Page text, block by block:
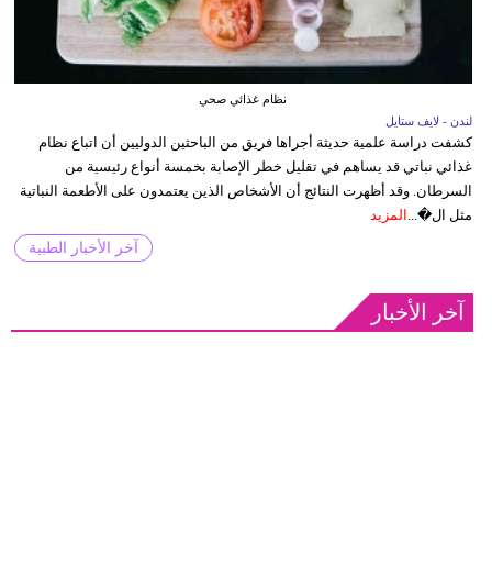
نظام غذائي صحي
لندن - لايف ستايل
كشفت دراسة علمية حديثة أجراها فريق من الباحثين الدوليين أن اتباع نظام
غذائي نباتي قد يساهم في تقليل خطر الإصابة بخمسة أنواع رئيسية من
السرطان. وقد أظهرت النتائج أن الأشخاص الذين يعتمدون على الأطعمة النباتية
مثل ال�...
المزيد
آخر الأخبار الطبية
آخر الأخبار